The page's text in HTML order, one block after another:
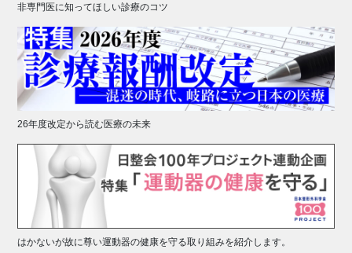
非専門医に知ってほしい診療のコツ
26年度改定から読む医療の未来
はかないが故に尊い運動器の健康を守る取り組みを紹介します。